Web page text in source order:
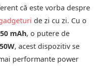
că este vorba despre
de zi cu zi. Cu o
mAh, o putere de
, acest dispozitiv se
performante power